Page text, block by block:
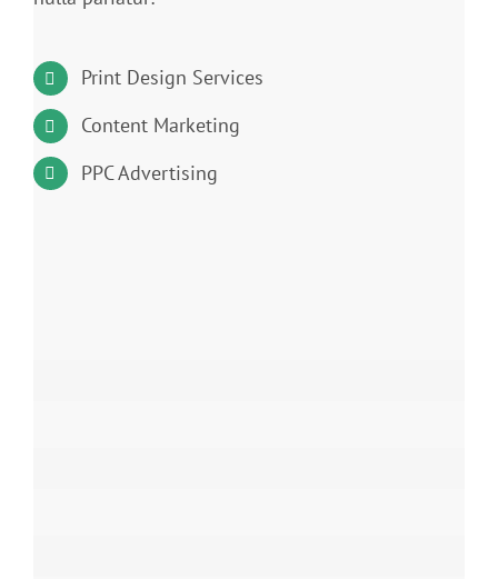
Print Design Services
Content Marketing
PPC Advertising